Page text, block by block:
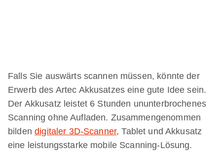
Falls Sie auswärts scannen müssen, könnte der
Erwerb des Artec Akkusatzes eine gute Idee sein.
Der Akkusatz leistet 6 Stunden ununterbrochenes
Scanning ohne Aufladen. Zusammengenommen
bildendigitaler 3D-Scanner, Tablet und Akkusatz
eine leistungsstarke mobile Scanning-Lösung.